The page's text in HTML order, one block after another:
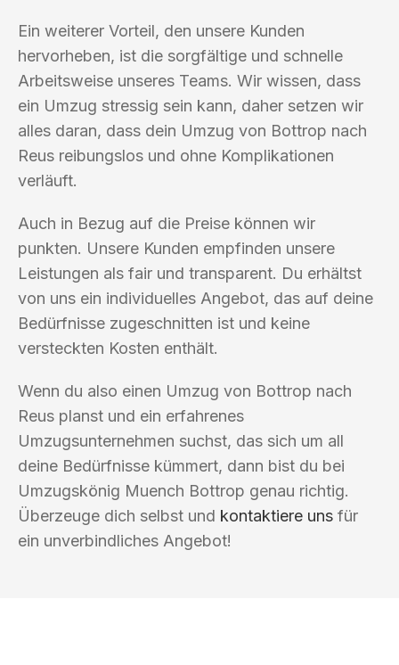
Ein weiterer Vorteil, den unsere Kunden
hervorheben, ist die sorgfältige und schnelle
Arbeitsweise unseres Teams. Wir wissen, dass
ein Umzug stressig sein kann, daher setzen wir
alles daran, dass dein Umzug von Bottrop nach
Reus reibungslos und ohne Komplikationen
verläuft.
Auch in Bezug auf die Preise können wir
punkten. Unsere Kunden empfinden unsere
Leistungen als fair und transparent. Du erhältst
von uns ein individuelles Angebot, das auf deine
Bedürfnisse zugeschnitten ist und keine
versteckten Kosten enthält.
Wenn du also einen Umzug von Bottrop nach
Reus planst und ein erfahrenes
Umzugsunternehmen suchst, das sich um all
deine Bedürfnisse kümmert, dann bist du bei
Umzugskönig Muench Bottrop genau richtig.
Überzeuge dich selbst und kontaktiere uns für
ein unverbindliches Angebot!